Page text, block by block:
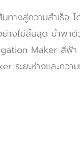
สู่ความสำเร็จ โ
างไม่สิ้นสุด นำพ
Maker สีฟ้า
ระยะห่างและคว